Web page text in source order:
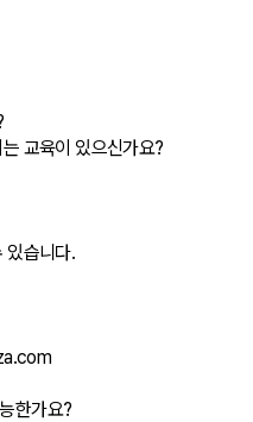
교육이 있으신가요?
있습니다.
한가요?